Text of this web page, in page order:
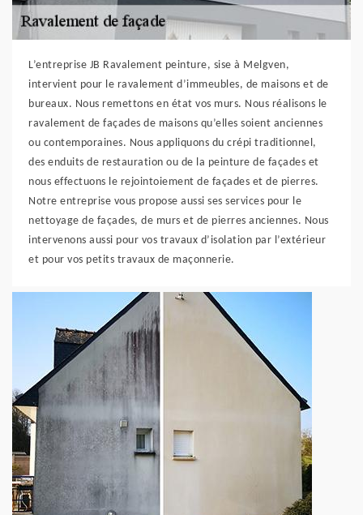
L’entreprise JB Ravalement peinture, sise à Melgven,
intervient pour le ravalement d’immeubles, de maisons et de
bureaux. Nous remettons en état vos murs. Nous réalisons le
ravalement de façades de maisons qu’elles soient anciennes
ou contemporaines. Nous appliquons du crépi traditionnel,
des enduits de restauration ou de la peinture de façades et
nous effectuons le rejointoiement de façades et de pierres.
Notre entreprise vous propose aussi ses services pour le
nettoyage de façades, de murs et de pierres anciennes. Nous
intervenons aussi pour vos travaux d’isolation par l’extérieur
et pour vos petits travaux de maçonnerie.